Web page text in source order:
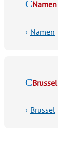
Namen
› Namen
Brussel
› Brussel